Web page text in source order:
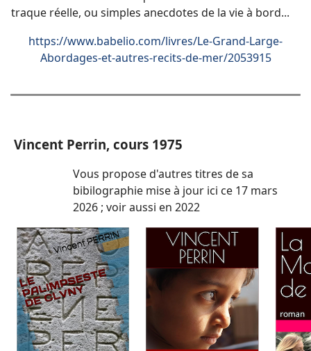
traque réelle, ou simples anecdotes de la vie à bord...
https://www.babelio.com/livres/Le-Grand-Large-
Abordages-et-autres-recits-de-mer/2053915
Vincent Perrin, cours 1975
Vous propose d'autres titres de sa
bibilographie mise à jour ici ce 17 mars
2026 ; voir aussi en 2022